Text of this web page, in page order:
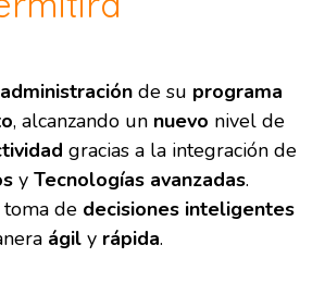
administración de su programa
, alcanzando un nuevo nivel de
gracias a la integración de
y Tecnologías avanzadas.
toma de decisiones inteligentes
ágil y rápida.